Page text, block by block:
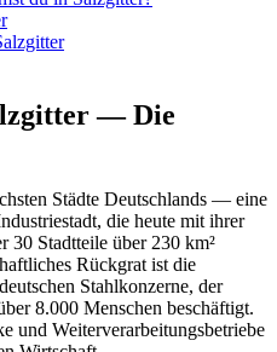
— Die
Städte Deutschlands — eine
die heute mit ihrer
30 Stadtteile über 230 km²
Rückgrat ist die
Stahlkonzerne, der
8.000 Menschen beschäftigt.
und Weiterverarbeitungsbetriebe